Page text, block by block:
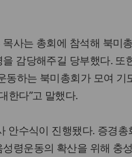
사는 총회에 참석해 북미
감당해주길 당부했다. 또
동하는 북미총회가 모여
한다”고 말했다.
안수식이 진행됐다. 증경
령운동의 확산을 위해 충